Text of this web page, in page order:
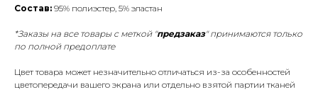
Состав: 95% полиэстер, 5% эластан
*Заказы на все товары с меткой "предзаказ" принимаются только
по полной предоплате
Цвет товара может незначительно отличаться из-за особенностей
цветопередачи вашего экрана или отдельно взятой партии тканей